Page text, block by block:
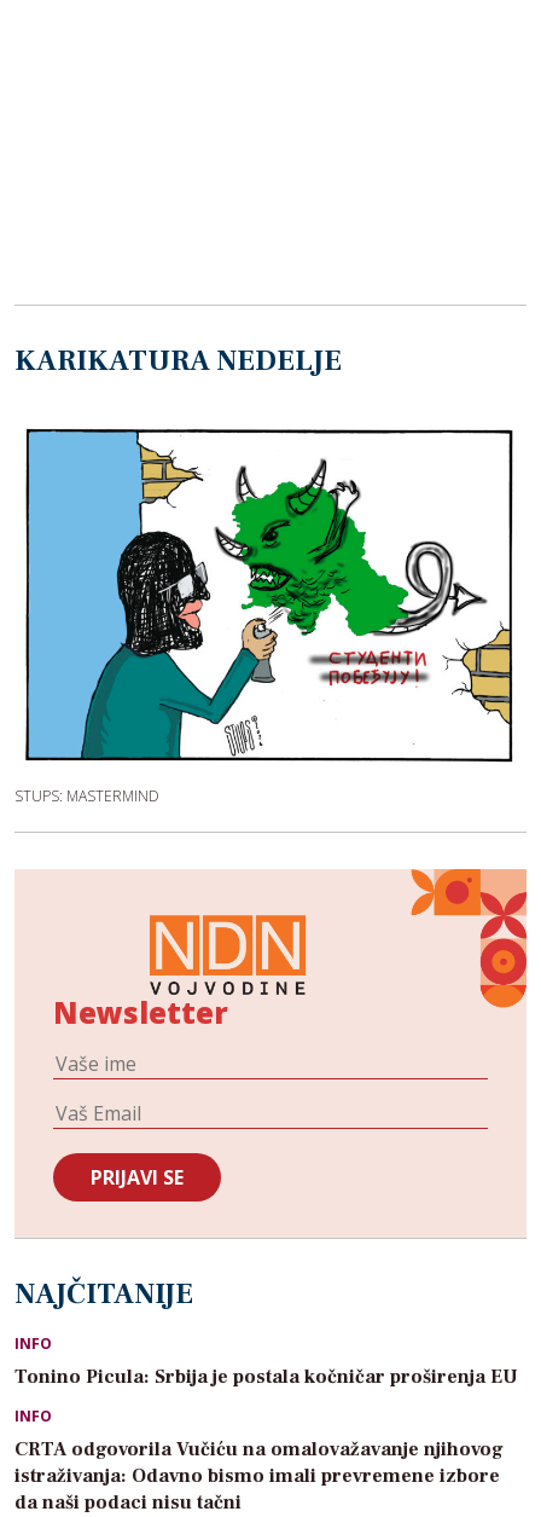
KARIKATURA NEDELJE
STUPS: MASTERMIND
Newsletter
NAJČITANIJE
INFO
Tonino Picula: Srbija je postala kočničar proširenja EU
INFO
CRTA odgovorila Vučiću na omalovažavanje njihovog
istraživanja: Odavno bismo imali prevremene izbore
da naši podaci nisu tačni